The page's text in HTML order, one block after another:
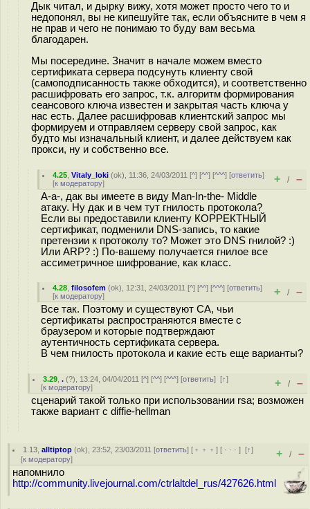
Дык читал, и дырку вижу, хотя может просто чего то и
недопонял, вы не кипешуйте так, если объясните в чем я
не прав и чего не понимаю то буду вам весьма
благодарен.
Мы посередине. Значит в начале можем вместо
сертификата сервера подсунуть клиенту свой
(самоподписанность также обходится), и соответственно
расшифровать его запрос, т.к. алгоритм формирования
сеансового ключа известен и закрытая часть ключа у
нас есть. Далее расшифровав клиентский запрос мы
формируем и отправляем серверу свой запрос, как
будто мы изначальный клиент, и далее действуем как
прокси, ну и собственно все.
4.25 ,Vitaly_loki (ok), 11:36, 24/03/2011 [^] [^^] [^^^] [ответить]
[к модератору] + / –
А-а-, дак вы имеете в виду Man-In-the- Middle
атаку. Ну дак и в чем тут гнилость протокола?
Если вы предоставили клиенту КОРРЕКТНЫЙ
сертификат, подменили DNS-запись, то какие
претензии к протоколу то? Может это DNS гнилой? :)
Или ARP? :) По-вашему получается гнилое все
ассиметричное шифрование, как класс.
4.28 ,filosofem (ok), 12:31, 24/03/2011 [^] [^^] [^^^] [ответить]
[к модератору] + / –
Все так. Поэтому и существуют CA, чьи
сертификаты распространяются вместе с
браузером и которые подтверждают
аутентичность сертификата сервера.
В чем гнилость протокола и какие есть еще варианты?
3.29 ,. (?), 13:24, 04/04/2011 [^] [^^] [^^^] [ответить][↑]
[к модератору] + / –
сценарий такой только при использовании rsa; возможен
также вариант с diffie-hellman
1.13 ,alltiptop (ok), 23:52, 23/03/2011 [ответить] [ ﹢﹢﹢] [ · · ·][↑]
[к модератору] + / –
напомнило
http://community.livejournal.com/ctrlaltdel_rus/427626.html